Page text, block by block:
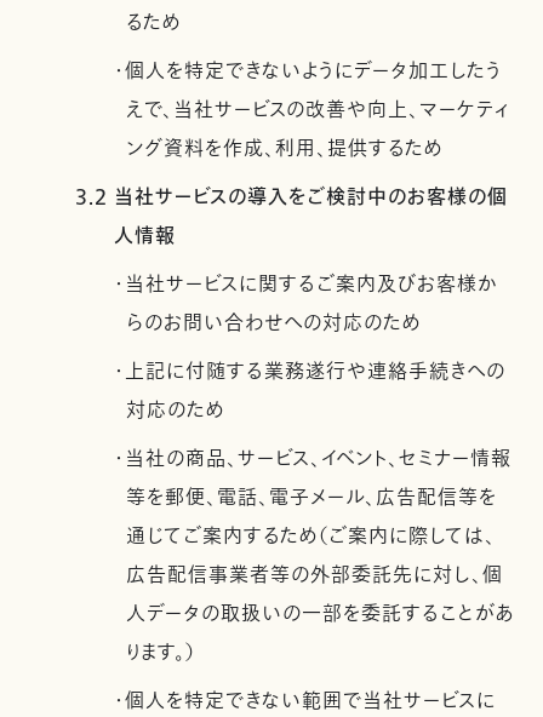
るため
・個人を特定できないようにデータ加工したう
えで、当社サービスの改善や向上、マーケティ
ング資料を作成、利用、提供するため
3.2 当社サービスの導入をご検討中のお客様の個
人情報
・当社サービスに関するご案内及びお客様か
らのお問い合わせへの対応のため
・上記に付随する業務遂行や連絡手続きへの
対応のため
・当社の商品、サービス、イベント、セミナー情報
等を郵便、電話、電子メール、広告配信等を
通じてご案内するため（ご案内に際しては、
広告配信事業者等の外部委託先に対し、個
人データの取扱いの一部を委託することがあ
ります。）
・個人を特定できない範囲で当社サービスに